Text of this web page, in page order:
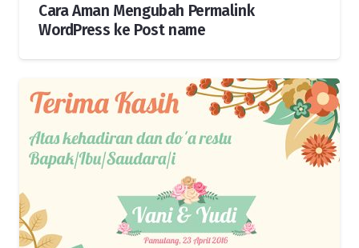
Cara Aman Mengubah Permalink
WordPress ke Post name